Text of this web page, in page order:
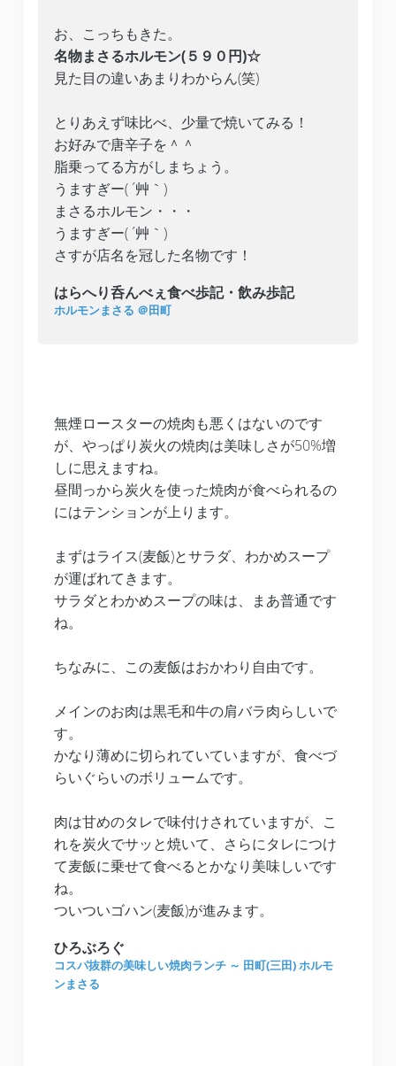
お、こっちもきた。
名物まさるホルモン(５９０円)☆
見た目の違いあまりわからん(笑)
とりあえず味比べ、少量で焼いてみる！
お好みで唐辛子を＾＾
脂乗ってる方がしまちょう。
うますぎー( ´艸｀)
まさるホルモン・・・
うますぎー( ´艸｀)
さすが店名を冠した名物です！
はらへり呑んべぇ食べ歩記・飲み歩記
ホルモンまさる ＠田町
無煙ロースターの焼肉も悪くはないのです
が、やっぱり炭火の焼肉は美味しさが50%増
しに思えますね。
昼間っから炭火を使った焼肉が食べられるの
にはテンションが上ります。
まずはライス(麦飯)とサラダ、わかめスープ
が運ばれてきます。
サラダとわかめスープの味は、まあ普通です
ね。
ちなみに、この麦飯はおかわり自由です。
メインのお肉は黒毛和牛の肩バラ肉らしいで
す。
かなり薄めに切られていていますが、食べづ
らいぐらいのボリュームです。
肉は甘めのタレで味付けされていますが、こ
れを炭火でサッと焼いて、さらにタレにつけ
て麦飯に乗せて食べるとかなり美味しいです
ね。
ついついゴハン(麦飯)が進みます。
ひろぶろぐ
コスパ抜群の美味しい焼肉ランチ ～ 田町(三田) ホルモ
ンまさる